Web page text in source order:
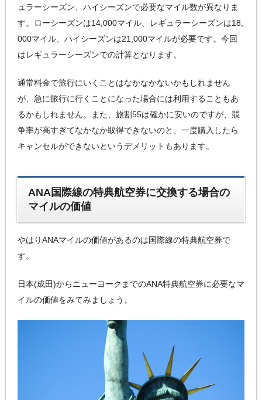
ュラーシーズン、ハイシーズンで必要なマイル数が異なりま
す。ローシーズンは14,000マイル、レギュラーシーズンは18,
000マイル、ハイシーズンは21,000マイルが必要です。今回
はレギュラーシーズンでの計算となります。
通常料金で旅行にいくことはなかなかないかもしれません
が、急に旅行に行くことになった場合には利用することもあ
るかもしれません。また、旅割55は確かに安いのですが、競
争率が高すぎてなかなか取得できないのと、一度購入したら
キャンセルができないというデメリットもあります。
ANA国際線の特典航空券に交換する場合の
マイルの価値
やはりANAマイルの価値があるのは国際線の特典航空券で
す。
日本(成田)からニューヨークまでのANA特典航空券に必要なマ
イルの価値をみてみましょう。